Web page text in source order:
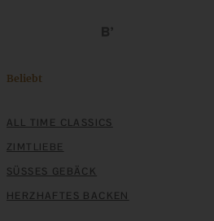
Beliebt
ALL TIME CLASSICS
ZIMTLIEBE
SÜSSES GEBÄCK
HERZHAFTES BACKEN